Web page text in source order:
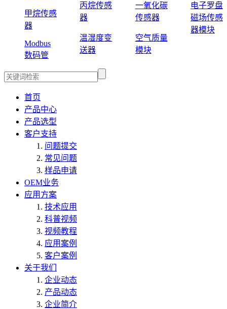
甲烷传感
器
Modbus
数码管
丙烷传感
器
温湿度变
送器
一氧化碳
传感器
空气质量
模块
电子罗盘
磁场传感
器模块
首页
产品中心
产品选型
客户支持
问题提交
常见问题
样品申请
OEM业务
应用方案
技术应用
科普视频
视频教程
应用案例
客户案例
关于我们
企业动态
产品动态
企业简介